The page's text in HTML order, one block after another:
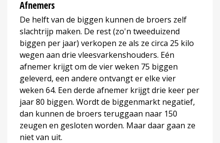
Afnemers
De helft van de biggen kunnen de broers zelf
slachtrijp maken. De rest (zo'n tweeduizend
biggen per jaar) verkopen ze als ze circa 25 kilo
wegen aan drie vleesvarkenshouders. Eén
afnemer krijgt om de vier weken 75 biggen
geleverd, een andere ontvangt er elke vier
weken 64. Een derde afnemer krijgt drie keer per
jaar 80 biggen. Wordt de biggenmarkt negatief,
dan kunnen de broers teruggaan naar 150
zeugen en gesloten worden. Maar daar gaan ze
niet van uit.